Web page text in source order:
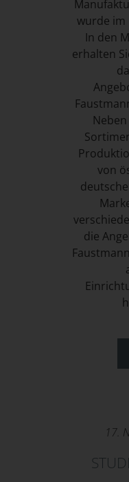
wurde im
In den
erhalten
von
die
17.